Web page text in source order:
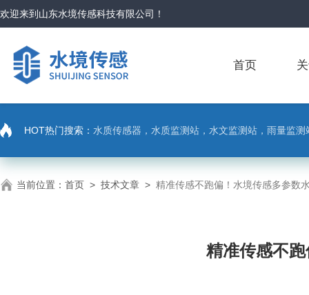
欢迎来到 山东水境传感科技有限公司 ！
首页
HOT热门搜索： 水质传感器，水质监测站，水文监测站，雨量监
当前位置： 首页 > 技术文章 > 精准传感不跑偏！水境传感多参数
精准传感不